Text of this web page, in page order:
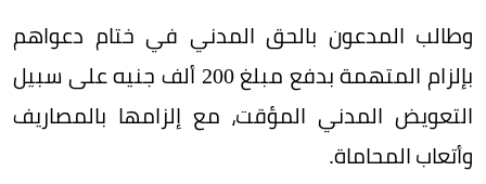
وطالب المدعون بالحق المدني في ختام دعواهم
بإلزام المتهمة بدفع مبلغ 200 ألف جنيه على سبيل
التعويض المدني المؤقت، مع إلزامها بالمصاريف
وأتعاب المحاماة.